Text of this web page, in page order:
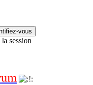
session
um